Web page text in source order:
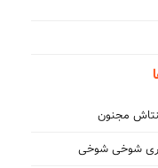
مجنون
شوخی شوخی